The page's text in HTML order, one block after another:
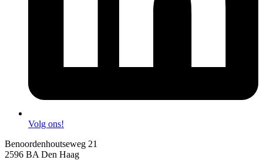
Volg ons!
Benoordenhoutseweg 21
2596 BA Den Haag